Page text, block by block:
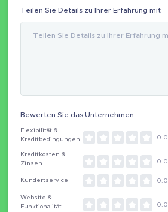
Teilen Sie Details zu Ihrer Erfahrung mit
Bewerten Sie das Unternehmen
Flexibilität &
Kreditbedingungen
0.0
Kreditkosten &
Zinsen
0.0
Kundertservice 0.0
Website &
Funktionalität
0.0